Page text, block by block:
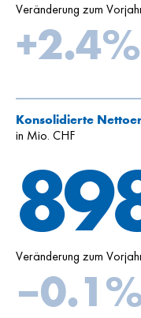
Veränderung zum
+2.4%
Konsolidierte
in Mio. CHF
Veränderung zum